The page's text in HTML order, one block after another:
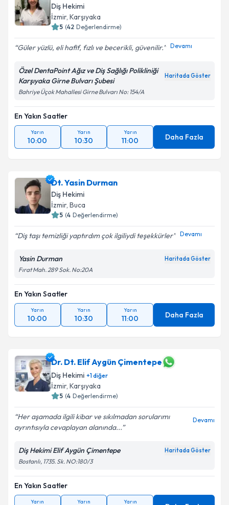
Diş Hekimi
İzmir, Karşıyaka
5 (42 Değerlendirme)
Güler yüzlü, eli hafif, fızlı ve becerikli, güvenilir. Devamı
Özel DentaPoint Ağız ve Diş Sağlığı Polikliniği
Karşıyaka Girne Bulvarı Şubesi
Haritada Göster
Bahriye Üçok Mahallesi Girne Bulvarı No: 154/A
En Yakın Saatler
Yarın
10:00
Yarın
10:30
Yarın
11:00 Daha Fazla
Dt. Yasin Durman
Diş Hekimi
İzmir, Buca
5 (4 Değerlendirme)
Diş taşı temizliği yaptırdım çok ilgiliydi teşekkürler Devamı
Yasin Durman Haritada Göster
Fırat Mah. 289 Sok. No:20A
En Yakın Saatler
Yarın
10:00
Yarın
10:30
Yarın
11:00 Daha Fazla
Dr. Dt. Elif Aygün Çimentepe
Diş Hekimi +1diğer
İzmir, Karşıyaka
5 (4 Değerlendirme)
Her aşamada ilgili kibar ve sıkılmadan sorularımı
ayrıntısıyla cevaplayan alanında...
Devamı
Diş Hekimi Elif Aygün Çimentepe Haritada Göster
Bostanlı, 1735. Sk. NO:180/3
En Yakın Saatler
Yarın Yarın Yarın